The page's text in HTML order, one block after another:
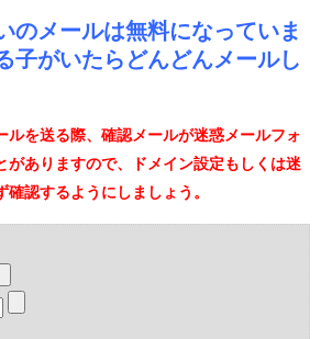
のメールは無料になっていま
子がいたらどんどんメールし
を送る際、確認メールが迷惑メールフォ
がありますので、ドメイン設定もしくは迷
認するようにしましょう。